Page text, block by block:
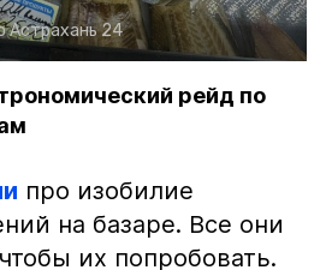
Астрахань 24
рейд по
про изобилие
на базаре. Все они
их попробовать.